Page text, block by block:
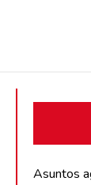
Asuntos